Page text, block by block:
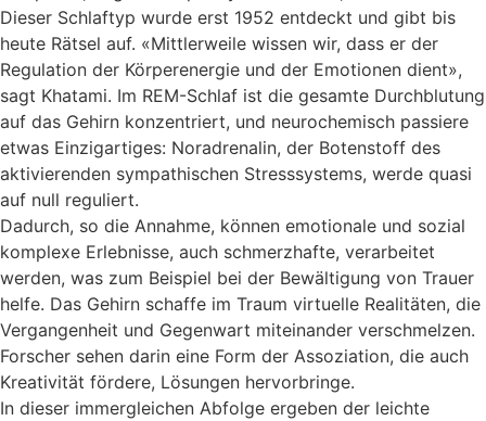
Dieser Schlaftyp wurde erst 1952 entdeckt und gibt bis
heute Rätsel auf. «Mittlerweile wissen wir, dass er der
Regulation der Körperenergie und der Emotionen dient»,
sagt Khatami. Im REM-Schlaf ist die gesamte Durchblutung
auf das Gehirn konzentriert, und neurochemisch passiere
etwas Einzigartiges: Noradrenalin, der Botenstoff des
aktivierenden sympathischen Stresssystems, werde quasi
auf null reguliert.
Dadurch, so die Annahme, können emotionale und sozial
komplexe Erlebnisse, auch schmerzhafte, verarbeitet
werden, was zum Beispiel bei der Bewältigung von Trauer
helfe. Das Gehirn schaffe im Traum virtuelle Realitäten, die
Vergangenheit und Gegenwart miteinander verschmelzen.
Forscher sehen darin eine Form der Assoziation, die auch
Kreativität fördere, Lösungen hervorbringe.
In dieser immergleichen Abfolge ergeben der leichte